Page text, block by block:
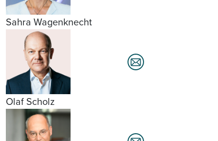
Sahra Wagenknecht
Olaf Scholz